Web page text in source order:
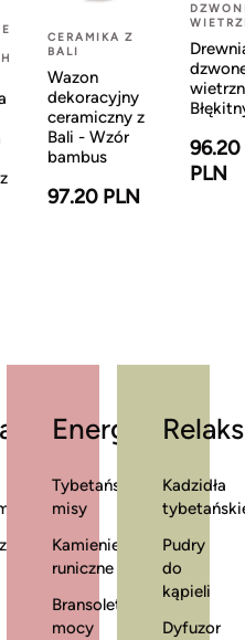
CERAMIKA Z
BALI
Wazon
dekoracyjny
ceramiczny z
Bali - Wzór
bambus
97.20 PLN
96.20
PLN
Energia
Tybetańskie
misy
Kamienie
runiczne
Bransoletki
mocy
Relaks
Kadzidła
Pudry
do
kąpieli
Dyfuzor